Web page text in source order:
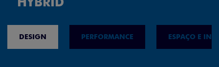
DESIGN PERFORMANCE ESPAÇO E